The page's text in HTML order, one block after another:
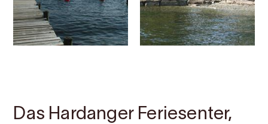
Das Hardanger Feriesenter,